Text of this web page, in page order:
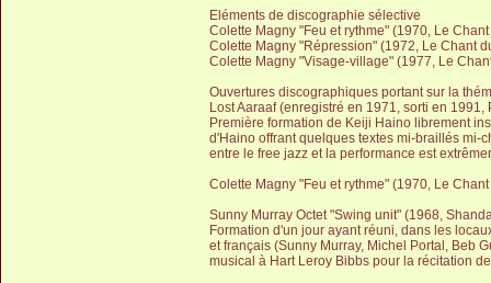
Eléments de discographie sélective
Colette Magny "Feu et rythme" (1970, Le
Colette Magny "Répression" (1972, Le Chant
Colette Magny "Visage-village" (1977, Le
Ouvertures discographiques portant sur la
Lost Aaraaf (enregistré en 1971, sorti en 1991,
Première formation de Keiji Haino librement
d'Haino offrant quelques textes mi-braillés mi-
entre le free jazz et la performance est
Colette Magny "Feu et rythme" (1970, Le
Sunny Murray Octet "Swing unit" (1968,
Formation d'un jour ayant réuni, dans les
et français (Sunny Murray, Michel Portal, Beb
musical à Hart Leroy Bibbs pour la récitation